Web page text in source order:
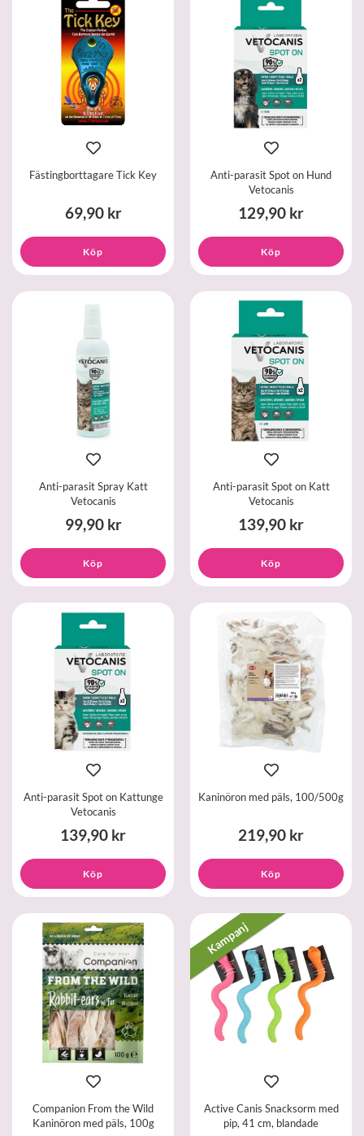
Fästingborttagare Tick Key
69,90 kr
Köp
Anti-parasit Spot on Hund
Vetocanis
129,90 kr
Köp
Anti-parasit Spray Katt
Vetocanis
99,90 kr
Köp
Anti-parasit Spot on Katt
Vetocanis
139,90 kr
Köp
Anti-parasit Spot on Kattunge
Vetocanis
139,90 kr
Köp
Kaninöron med päls, 100/500g
219,90 kr
Köp
Companion From the Wild
Kaninöron med päls, 100g
Kampanj
Active Canis Snacksorm med
pip, 41 cm, blandade